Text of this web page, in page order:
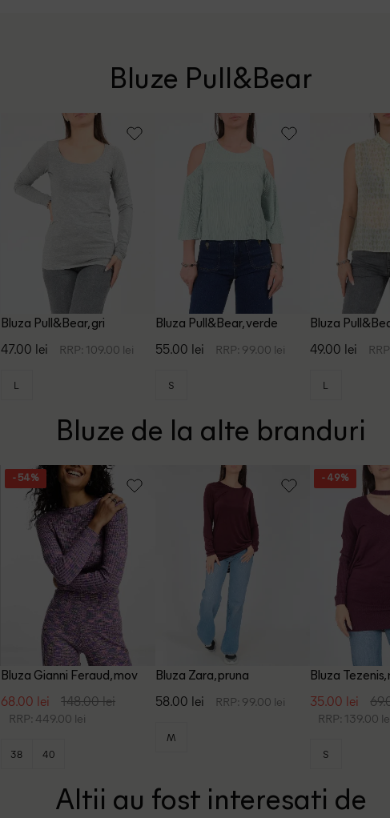
Bluze Pull&Bear
Bluza Pull&Bear, gri
47.00 lei RRP: 109.00 lei
L
Bluza Pull&Bear, verde
55.00 lei RRP: 99.00 lei
S
Bluza
49.00 lei
L
Bluze de la alte branduri
- 54%
Bluza Gianni Feraud, mov
68.00 lei 148.00 lei
RRP: 449.00 lei
38 40
Bluza Zara, pruna
58.00 lei RRP: 99.00 lei
M
- 49%
Bluza Tezenis,
35.00 lei
RRP: 139.00
S
Altii au fost interesati de